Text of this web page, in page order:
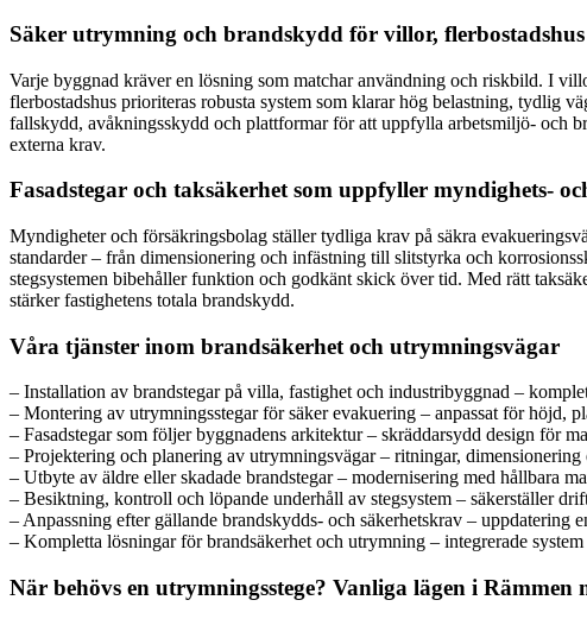
Säker utrymning och brandskydd för villor,
Varje byggnad kräver en lösning som matchar användning och riskbild. I
flerbostadshus prioriteras robusta system som klarar hög belastning, tydlig
fallskydd, avåkningsskydd och plattformar för att uppfylla arbetsmiljö- och
externa krav.
Fasadstegar och taksäkerhet som uppfyller myndighets-
Myndigheter och försäkringsbolag ställer tydliga krav på säkra
standarder – från dimensionering och infästning till slitstyrka och
stegsystemen bibehåller funktion och godkänt skick över tid. Med rätt
stärker fastighetens totala brandskydd.
Våra tjänster inom brandsäkerhet och utrymningsvägar
– Installation av brandstegar på villa, fastighet och industribyggnad –
– Montering av utrymningsstegar för säker evakuering – anpassat för höjd,
– Fasadstegar som följer byggnadens arkitektur – skräddarsydd design för
– Projektering och planering av utrymningsvägar – ritningar,
– Utbyte av äldre eller skadade brandstegar – modernisering med hållbara
– Besiktning, kontroll och löpande underhåll av stegsystem – säkerställer
– Anpassning efter gällande brandskydds- och säkerhetskrav –
– Kompletta lösningar för brandsäkerhet och utrymning – integrerade
När behövs en utrymningsstege? Vanliga lägen i Rämmen